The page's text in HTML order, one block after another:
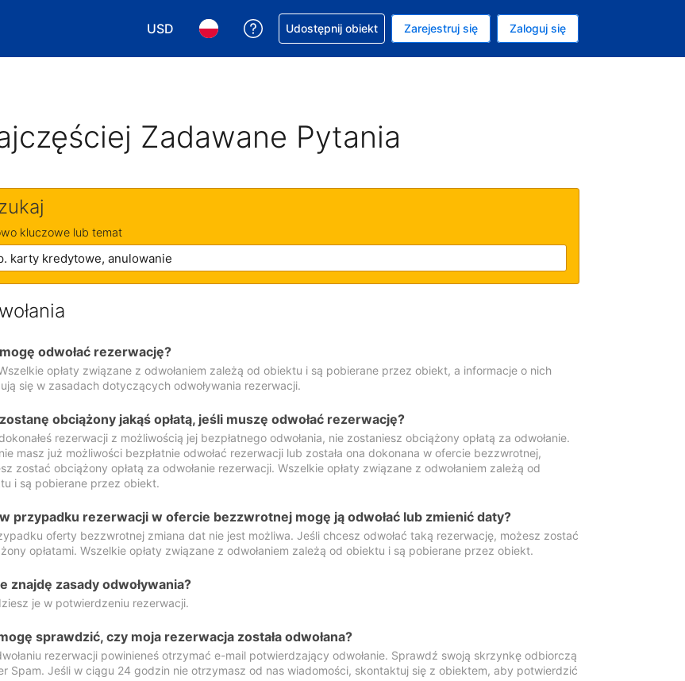
USD
Wybierz walutę. Wybrana waluta to Dolar amerykański
Wybierz język. Wybrany język to Polski
Uzyskaj pomoc w sprawie rezerwacji
Udostępnij obiekt Zarejestruj się Zaloguj się
Zadawane Pytania
kluczowe lub temat
odwołać rezerwację?
opłaty związane z odwołaniem zależą od obiektu i są pobierane przez obiekt, a informacje o nich
się w zasadach dotyczących odwoływania rezerwacji.
obciążony jakąś opłatą, jeśli muszę odwołać rezerwację?
rezerwacji z możliwością jej bezpłatnego odwołania, nie zostaniesz obciążony opłatą za odwołanie.
masz już możliwości bezpłatnie odwołać rezerwacji lub została ona dokonana w ofercie bezzwrotnej,
zostać obciążony opłatą za odwołanie rezerwacji. Wszelkie opłaty związane z odwołaniem zależą od
i są pobierane przez obiekt.
przypadku rezerwacji w ofercie bezzwrotnej mogę ją odwołać lub zmienić daty?
oferty bezzwrotnej zmiana dat nie jest możliwa. Jeśli chcesz odwołać taką rezerwację, możesz zostać
opłatami. Wszelkie opłaty związane z odwołaniem zależą od obiektu i są pobierane przez obiekt.
znajdę zasady odwoływania?
je w potwierdzeniu rezerwacji.
sprawdzić, czy moja rezerwacja została odwołana?
rezerwacji powinieneś otrzymać e-mail potwierdzający odwołanie. Sprawdź swoją skrzynkę odbiorczą
Spam. Jeśli w ciągu 24 godzin nie otrzymasz od nas wiadomości, skontaktuj się z obiektem, aby potwierdzić